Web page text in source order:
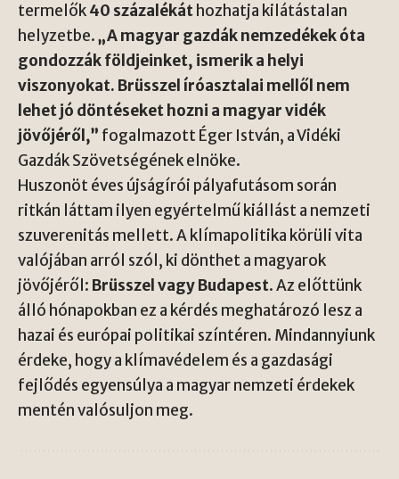
termelők40 százalékát hozhatja kilátástalan
helyzetbe.„A magyar gazdák nemzedékek óta
gondozzák földjeinket, ismerik a helyi
viszonyokat. Brüsszel íróasztalai mellől nem
lehet jó döntéseket hozni a magyar vidék
jövőjéről,” fogalmazott Éger István, a Vidéki
Gazdák Szövetségének elnöke.
Huszonöt éves újságírói pályafutásom során
ritkán láttam ilyen egyértelmű kiállást a nemzeti
szuverenitás mellett. A klímapolitika körüli vita
valójában arról szól, ki dönthet a magyarok
jövőjéről: Brüsszel vagy Budapest. Az előttünk
álló hónapokban ez a kérdés meghatározó lesz a
hazai és európai politikai színtéren. Mindannyiunk
érdeke, hogy a klímavédelem és a gazdasági
fejlődés egyensúlya a magyar nemzeti érdekek
mentén valósuljon meg.